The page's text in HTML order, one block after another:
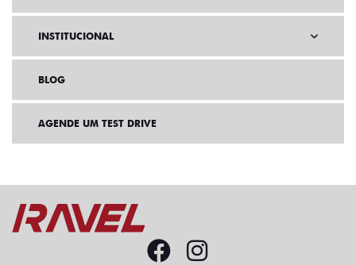
INSTITUCIONAL
BLOG
AGENDE UM TEST DRIVE